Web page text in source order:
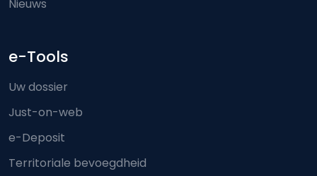
Nieuws
e-Tools
Uw dossier
Just-on-web
e-Deposit
Territoriale bevoegdheid